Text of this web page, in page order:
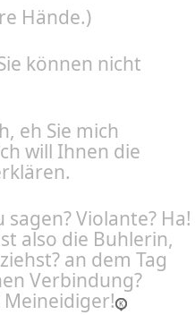
Hände.)
können nicht
eh Sie mich
will Ihnen die
sagen? Violante? Ha!
also die Buhlerin,
an dem Tag
Verbindung?